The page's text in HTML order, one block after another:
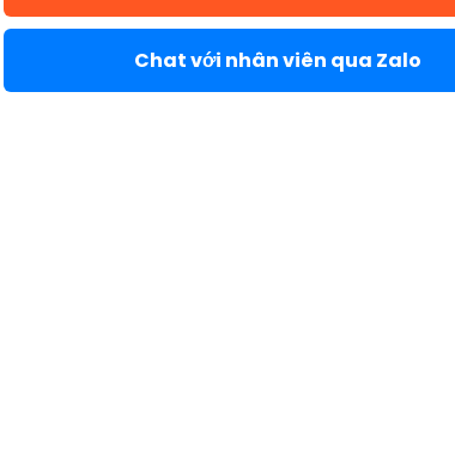
Chat với nhân viên qua Zalo